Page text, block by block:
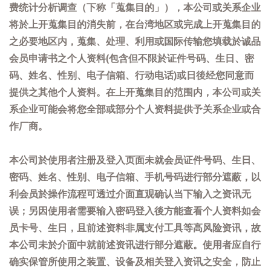
费统计分析调查（下称「蒐集目的」），本公司或关系企业
将於上开蒐集目的消失前，在台湾地区或完成上开蒐集目的
之必要地区内，蒐集、处理、利用或国际传输您填载於诚品
会员申请书之个人资料(包含但不限於证件号码、生日、密
码、姓名、性别、电子信箱、行动电话)或日後经您同意而
提供之其他个人资料。在上开蒐集目的范围内，本公司或关
系企业可能会将您全部或部分个人资料提供予关系企业或合
作厂商。
本公司於使用者注册及登入页面未就会员证件号码、生日、
密码、姓名、性别、电子信箱、手机号码进行部分遮蔽，以
利会员於操作流程可透过介面直观确认当下输入之资讯无
误；另因使用者需要输入密码登入後方能查看个人资料如会
员卡号、生日，且前述资料非属支付工具等高风险资讯，故
本公司未於介面中就前述资讯进行部分遮蔽。使用者应自行
确实保管所使用之装置、设备及相关登入资讯之安全，防止